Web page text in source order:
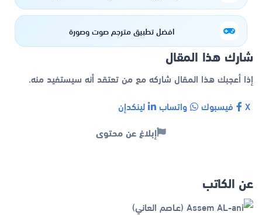
افضل تطبيق مترجم صوت وصورة
شارك هذا المقال
إذا أعجبك هذا المقال شاركه مع من تعتقد أنه سيستفيد منه.
فيسبوك واتساب لينكدإن
إبلاغ عن محتوى
عن الكاتب